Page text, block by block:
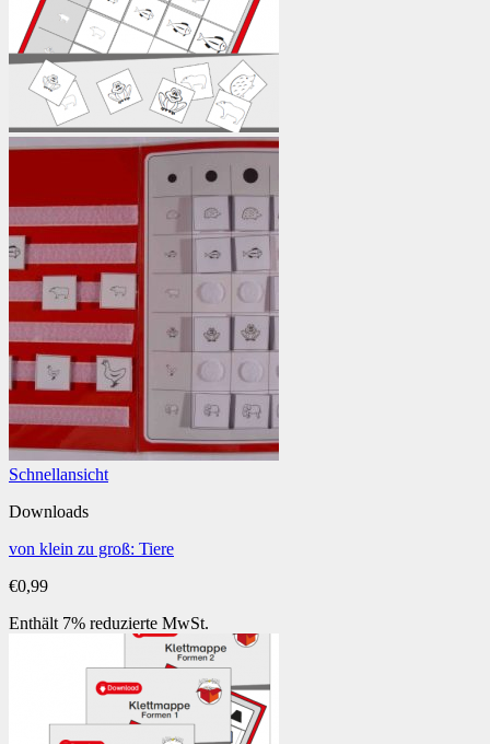
Schnellansicht
Downloads
von klein zu groß: Tiere
€0,99
Enthält 7% reduzierte MwSt.